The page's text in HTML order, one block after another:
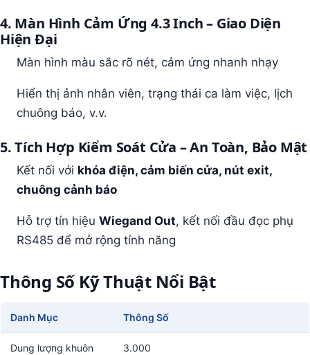
4. Màn Hình Cảm Ứng 4.3 Inch – Giao Diện
Hiện Đại
Màn hình màu sắc rõ nét, cảm ứng nhanh nhạy
Hiển thị ảnh nhân viên, trạng thái ca làm việc, lịch
chuông báo, v.v.
5. Tích Hợp Kiểm Soát Cửa – An Toàn, Bảo Mật
Kết nối với khóa điện, cảm biến cửa, nút exit,
chuông cảnh báo
Hỗ trợ tín hiệu Wiegand Out, kết nối đầu đọc phụ
RS485 để mở rộng tính năng
Thông Số Kỹ Thuật Nổi Bật
Danh Mục Thông Số
Dung lượng khuôn
3.000